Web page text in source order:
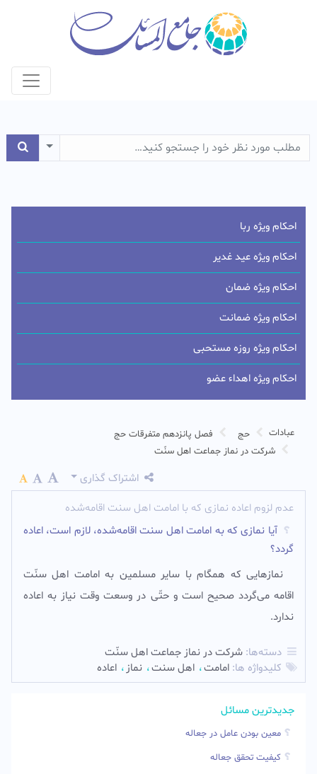
عبادات حج
فصل پانزدهم متفرقات حج
شركت در نماز جماعت اهل سنّت
اشتراک گذاری
عدم لزوم اعاده نمازی که با امامت اهل سنت اقامه‌شده
آیا نمازی که به امامت اهل سنت اقامه‌شده، لازم است، اعاده
گردد؟
نمازهايى كه همگام با ساير مسلمين به امامت اهل سنّت
اقامه مى‌گردد صحيح است و حتّى در وسعت وقت نياز به اعاده
ندارد.
دسته‌ها: شركت در نماز جماعت اهل سنّت
کلیدواژه ها: امامت اهل سنت نماز اعاده
جدیدترین مسائل
معین بودن عامل در جعاله
کیفیت تحقق جعاله
احکام ویژه ربا
احکام ویژه عید غدیر
احکام ویژه ضمان
احکام ویژه ضمانت
احکام ویژه روزه مستحبی
احکام ویژه اهداء عضو